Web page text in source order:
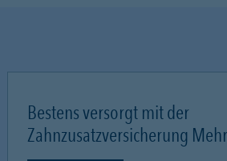
Bestens versorgt mit der
Zahnzusatzversicherung